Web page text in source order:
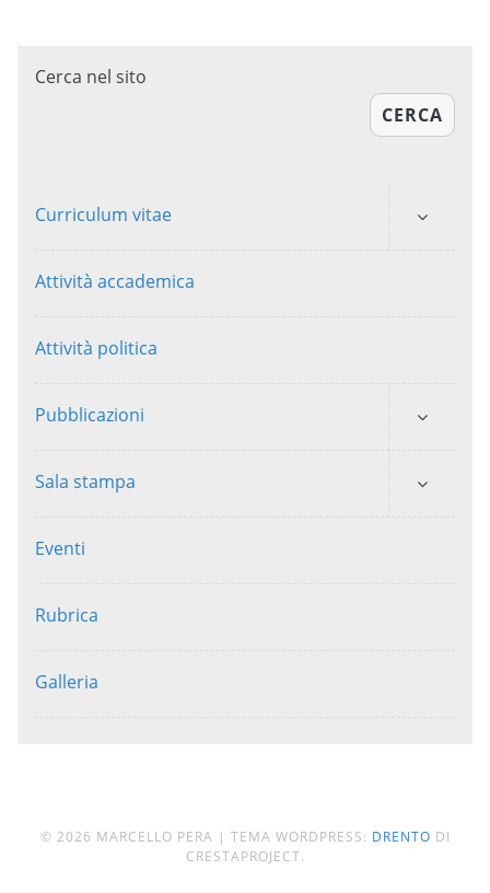
Cerca nel sito
CERCA
Curriculum vitae
Attività accademica
Attività politica
Pubblicazioni
Sala stampa
Eventi
Rubrica
Galleria
© 2026 MARCELLO PERA | TEMA WORDPRESS: DRENTO DI
CRESTAPROJECT.